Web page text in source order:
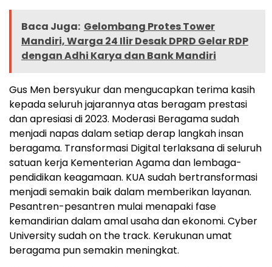
Baca Juga: Gelombang Protes Tower
Mandiri, Warga 24 Ilir Desak DPRD Gelar RDP
dengan Adhi Karya dan Bank Mandiri
Gus Men bersyukur dan mengucapkan terima kasih
kepada seluruh jajarannya atas beragam prestasi
dan apresiasi di 2023. Moderasi Beragama sudah
menjadi napas dalam setiap derap langkah insan
beragama. Transformasi Digital terlaksana di seluruh
satuan kerja Kementerian Agama dan lembaga-
pendidikan keagamaan. KUA sudah bertransformasi
menjadi semakin baik dalam memberikan layanan.
Pesantren-pesantren mulai menapaki fase
kemandirian dalam amal usaha dan ekonomi. Cyber
University sudah on the track. Kerukunan umat
beragama pun semakin meningkat.